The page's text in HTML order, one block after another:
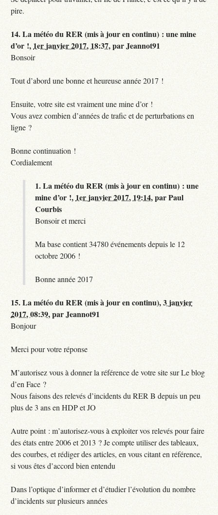
pire.
14.La météo du RER (mis à jour en continu) : une mine
d’or !, 1er janvier 2017, 18:37,parJeannot91
Bonsoir
Tout d’abord une bonne et heureuse année 2017 !
Ensuite, votre site est vraiment une mine d’or !
Vous avez combien d’années de trafic et de perturbations en
ligne ?
Bonne continuation !
Cordialement
1.La météo du RER (mis à jour en continu) : une
mine d’or !, 1er janvier 2017, 19:14,parPaul
Courbis
Bonsoir et merci
Ma base contient 34780 événements depuis le 12
octobre 2006 !
Bonne année 2017
15.La météo du RER (mis à jour en continu),3 janvier
2017, 08:39,parJeannot91
Bonjour
Merci pour votre réponse
M’autorisez vous à donner la référence de votre site sur Le blog
d’en Face ?
Nous faisons des relevés d’incidents du RER B depuis un peu
plus de 3 ans en HDP et JO
Autre point : m’autorisez-vous à exploiter vos relevés pour faire
des états entre 2006 et 2013 ? Je compte utiliser des tableaux,
des courbes, et rédiger des articles, en vous citant en référence,
si vous êtes d’accord bien entendu
Dans l’optique d’informer et d’étudier l’évolution du nombre
d’incidents sur plusieurs années